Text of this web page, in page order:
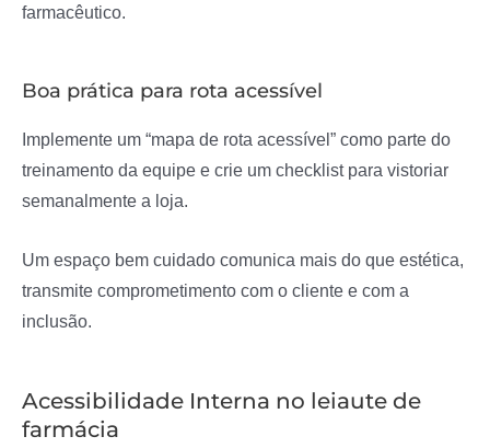
farmacêutico.
Boa prática para rota acessível
Implemente um “mapa de rota acessível” como parte do
treinamento da equipe e crie um checklist para vistoriar
semanalmente a loja.
Um espaço bem cuidado comunica mais do que estética,
transmite comprometimento com o cliente e com a
inclusão.
Acessibilidade Interna no leiaute de
farmácia